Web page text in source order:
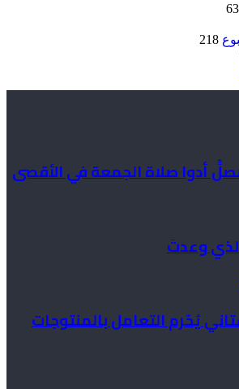
218
وعدتَ
يُحّرم التعامل بالمنتوجات